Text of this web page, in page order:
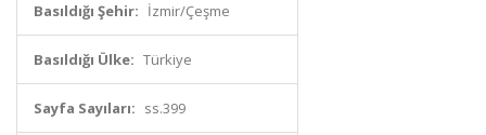
Basıldığı Şehir: İzmir/Çeşme
Basıldığı Ülke: Türkiye
Sayfa Sayıları: ss.399